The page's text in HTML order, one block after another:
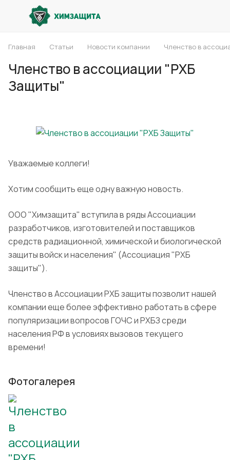
Главная Статьи Новости компании Членство в
Членство в ассоциации "РХБ
Защиты"
Уважаемые коллеги!
Хотим сообщить еще одну важную новость.
ООО "Химзащита" вступила в ряды Ассоциации
разработчиков, изготовителей и поставщиков
средств радиационной, химической и биологической
защиты войск и населения" (Ассоциация "РХБ
защиты").
Членство в Ассоциации РХБ защиты позволит нашей
компании еще более эффективно работать в сфере
популяризации вопросов ГОЧС и РХБЗ среди
населения РФ в условиях вызовов текущего
времени!
Фотогалерея